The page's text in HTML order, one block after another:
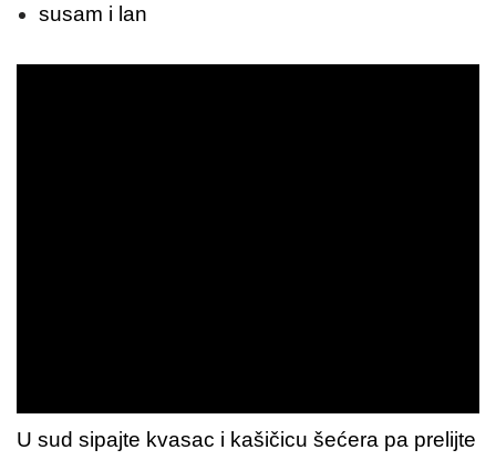
susam i lan
U sud sipajte kvasac i kašičicu šećera pa prelijte